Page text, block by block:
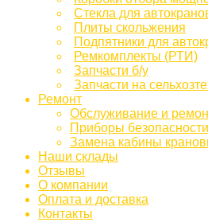
Стекла для
Плиты скольжения
Подпятники для
Ремкомплекты (РТИ)
Запчасти б/у
Запчасти на
Ремонт
Обслуживание и
Приборы безопасности
Замена кабины
Наши склады
Отзывы
О компании
Оплата и доставка
Контакты